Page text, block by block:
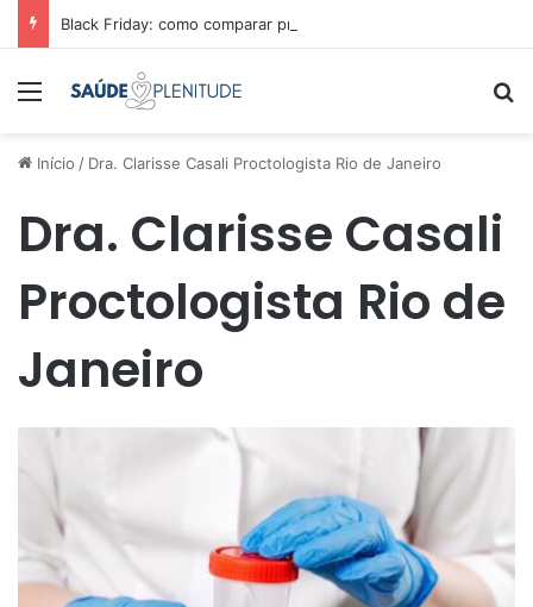
Black Friday: como comparar preços e economizar
Menu
Início / Dra. Clarisse Casali Proctologista Rio de Janeiro
Dra. Clarisse Casali
Proctologista Rio de
Janeiro